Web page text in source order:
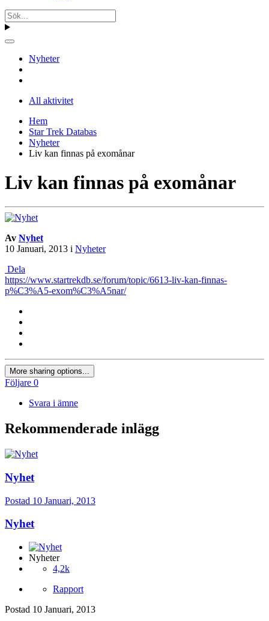
Nyheter
All aktivitet
Hem
Star Trek Databas
Nyheter
Liv kan finnas på exomånar
Liv kan finnas på exomånar
Av Nyhet
10 Januari, 2013 i Nyheter
Dela
https://www.startrekdb.se/forum/topic/6613-liv-kan-finnas-
p%C3%A5-exom%C3%A5nar/
More sharing options...
Följare 0
Svara i ämne
Rekommenderade inlägg
Nyhet
Postad 10 Januari, 2013
Nyhet
Nyheter
4,2k
Rapport
Postad 10 Januari, 2013